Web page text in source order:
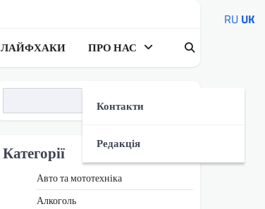
ЛАЙФХАКИ ПРО НАС
Контакти
Редакція
Категорії
Авто та мототехніка
Алкоголь
RU UK